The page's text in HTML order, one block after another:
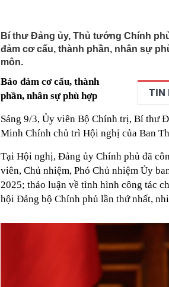
MIC chốt ngày trả cổ
xuống áp sát Toyota
13:35
Grab lỗ 1,2 tỷ USD khi
BĐS "khủng" nhất thị
13:32
Một doanh nghiệp được
nhà ở xã hội và thương
13:32
Dấu hiệu phát hiện tài
13:32
Nắng nóng và hạn hán
13:26
Danh sách 3.055 lượt
chóng nộp phạt theo
Bí thư Đảng ủy, Thủ tướng Chính
đảm cơ cấu, thành phần, nhân sự
môn.
TIN
Bảo đảm cơ cấu, thành
phần, nhân sự phù hợp
Sáng 9/3, Ủy viên Bộ Chính trị, Bí thư
Minh Chính chủ trì Hội nghị của Ban
Tại Hội nghị, Đảng ủy Chính phủ đã
viên, Chủ nhiệm, Phó Chủ nhiệm Ủy
2025; thảo luận về tình hình công tác
hội Đảng bộ Chính phủ lần thứ nhất,